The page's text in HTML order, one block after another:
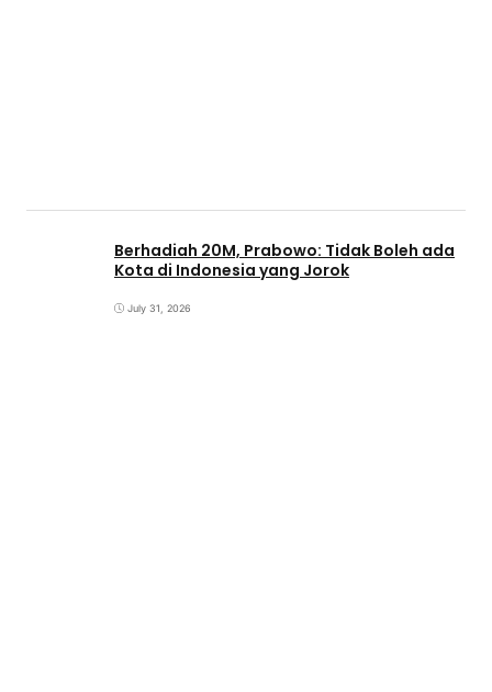
Berhadiah 20M, Prabowo: Tidak Boleh ada
Kota di Indonesia yang Jorok
July 31, 2026